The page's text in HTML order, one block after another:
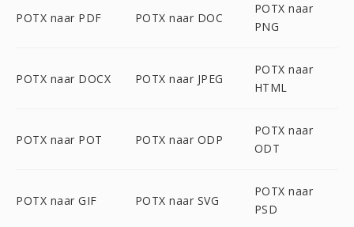
POTX naar PDF POTX naar DOC
POTX naar
PNG
POTX naar DOCX POTX naar JPEG
POTX naar
HTML
POTX naar POT POTX naar ODP
POTX naar
ODT
POTX naar GIF POTX naar SVG
POTX naar
PSD